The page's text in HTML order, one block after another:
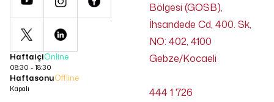
HaftaiçiOnline
08:30 - 18:30
HaftasonuOffline
Kapalı
Bölgesi (GOSB),
İhsandede Cd, 400. Sk,
NO: 402, 4100
Gebze/Kocaeli
444 1 726